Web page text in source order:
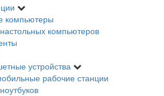
компьютеры
компьютеров
устройства
рабочие станции